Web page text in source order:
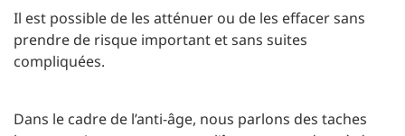
Il est possible de les atténuer ou de les effacer sans
prendre de risque important et sans suites
compliquées.
Dans le cadre de l’anti-âge, nous parlons des taches